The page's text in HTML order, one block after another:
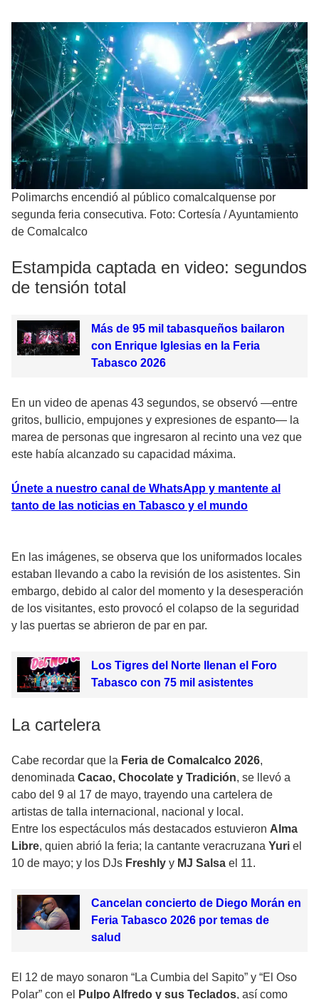
Polimarchs encendió al público comalcalquense por
segunda feria consecutiva. Foto: Cortesía / Ayuntamiento
de Comalcalco
Estampida captada en video: segundos
de tensión total
Más de 95 mil tabasqueños bailaron
con Enrique Iglesias en la Feria
Tabasco 2026
En un video de apenas 43 segundos, se observó —entre
gritos, bullicio, empujones y expresiones de espanto— la
marea de personas que ingresaron al recinto una vez que
este había alcanzado su capacidad máxima.
Únete a nuestro canal de WhatsApp y mantente al
tanto de las noticias en Tabasco y el mundo
En las imágenes, se observa que los uniformados locales
estaban llevando a cabo la revisión de los asistentes. Sin
embargo, debido al calor del momento y la desesperación
de los visitantes, esto provocó el colapso de la seguridad
y las puertas se abrieron de par en par.
Los Tigres del Norte llenan el Foro
Tabasco con 75 mil asistentes
La cartelera
Cabe recordar que la Feria de Comalcalco 2026,
denominada Cacao, Chocolate y Tradición, se llevó a
cabo del 9 al 17 de mayo, trayendo una cartelera de
artistas de talla internacional, nacional y local.
Entre los espectáculos más destacados estuvieron Alma
Libre, quien abrió la feria; la cantante veracruzana Yuri el
10 de mayo; y los DJs Freshly y MJ Salsa el 11.
Cancelan concierto de Diego Morán en
Feria Tabasco 2026 por temas de
salud
El 12 de mayo sonaron “La Cumbia del Sapito” y “El Oso
Polar” con el
Pulpo Alfredo y sus Teclados, así como